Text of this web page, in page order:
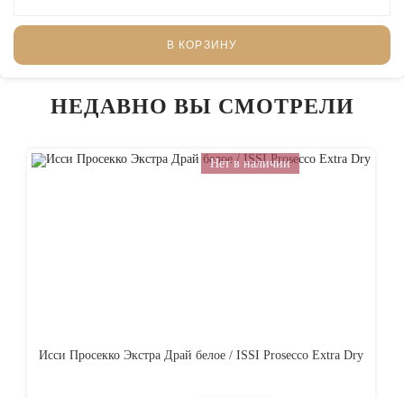
В КОРЗИНУ
НЕДАВНО ВЫ СМОТРЕЛИ
Нет в наличии
Исси Просекко Экстра Драй белое / ISSI Prosecco Extra Dry